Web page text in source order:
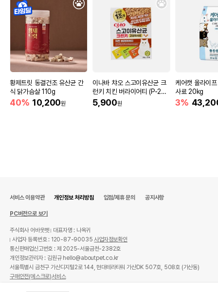
황제트릿 동결건조 유산균 간
식 닭가슴살 110g
40% 10,200원
이나바 챠오 스고이유산균 크
런키 치킨 버라이어티 (P-24
7) 200g
5,900원
케어캣 올라이
사료 20kg
3%
서비스 이용약관 개인정보 처리방침 입점/제휴 문의 공지사항
PC버전으로 보기
주식회사 어바웃펫
대표자명 : 나옥귀
사업자 등록번호 : 120-87-90035사업자정보확인
통신판매업신고번호 : 제 2025-서울금천-2382호
개인정보관리자 : 김원규 hello@aboutpet.co.kr
서울특별시 금천구 가산디지털2로 144, 현대테라타워 가산DK 507호, 508호 (가산동)
구매안전(에스크로)서비스